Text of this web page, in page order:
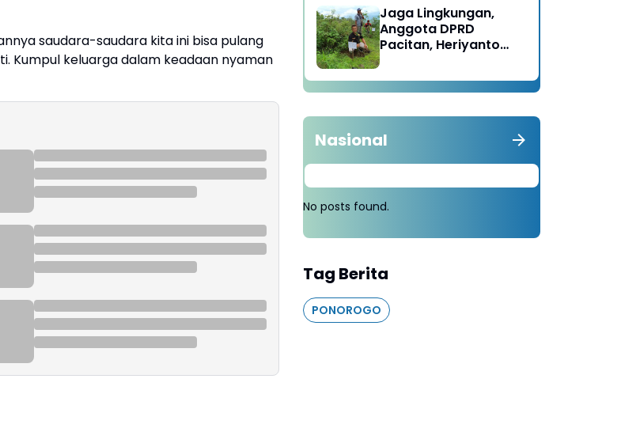
saudara-saudara kita ini bisa pulang
Kumpul keluarga dalam keadaan nyaman
Karesidenan Madiun
Raya
Jaga Lingkungan,
Anggota DPRD
Pacitan, Heriyanto
Tebang 100 Pohon
diganti Tanam 1000
Nasional
No posts found.
Tag Berita
PONOROGO